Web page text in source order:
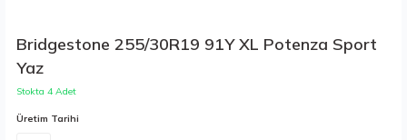
Bridgestone 255/30R19 91Y XL Potenza Sport
Yaz
Stokta 4 Adet
Üretim Tarihi